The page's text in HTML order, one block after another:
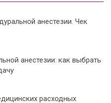
анестезии. Чек
анестезии: как выбрать
расходных